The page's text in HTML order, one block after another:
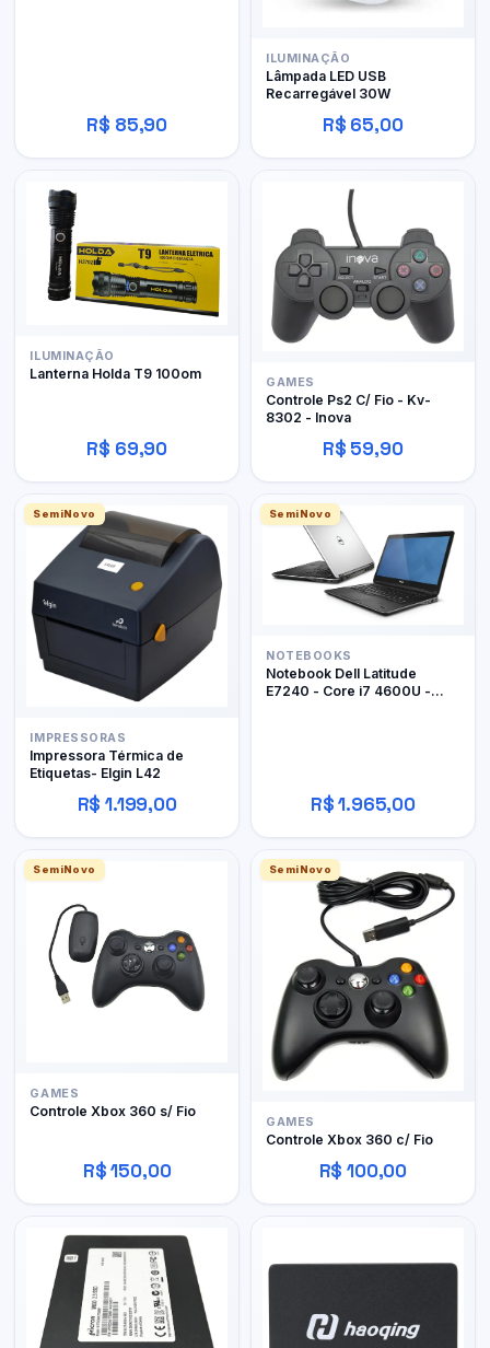
R$ 85,90
ILUMINAÇÃO
Lâmpada LED USB
Recarregável 30W
R$ 65,00
ILUMINAÇÃO
Lanterna Holda T9 100om
R$ 69,90
GAMES
Controle Ps2 C/ Fio - Kv-
8302 - Inova
R$ 59,90
SemiNovo
IMPRESSORAS
Impressora Térmica de
Etiquetas- Elgin L42
R$ 1.199,00
SemiNovo
NOTEBOOKS
Notebook Dell Latitude
E7240 - Core i7 4600U -
R$ 1.965,00
SemiNovo
GAMES
Controle Xbox 360 s/ Fio
R$ 150,00
SemiNovo
GAMES
Controle Xbox 360 c/ Fio
R$ 100,00